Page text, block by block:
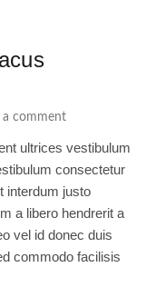
a comment
ultrices vestibulum
consectetur
interdum justo
a libero hendrerit a
vel id donec duis
commodo facilisis